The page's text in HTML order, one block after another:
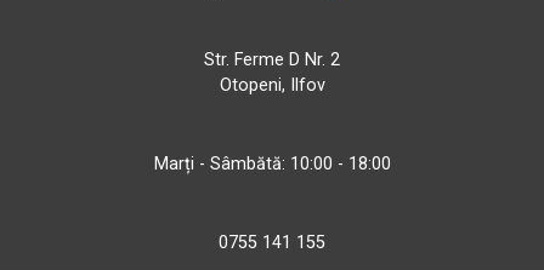
Str. Ferme D Nr. 2
Otopeni, Ilfov
Marți - Sâmbătă: 10:00 - 18:00
0755 141 155